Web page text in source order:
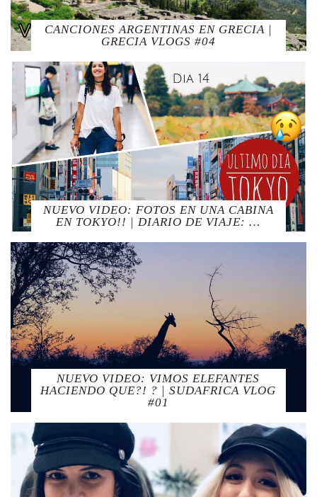
CANCIONES ARGENTINAS EN GRECIA |
GRECIA VLOGS #04
NUEVO VIDEO: FOTOS EN UNA CABINA
EN TOKYO!! | DIARIO DE VIAJE: …
NUEVO VIDEO: VIMOS ELEFANTES
HACIENDO QUE?! ? | SUDAFRICA VLOG
#01